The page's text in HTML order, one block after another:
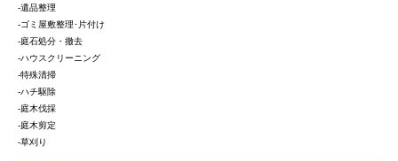
-遺品整理
-ゴミ屋敷整理･片付け
-庭石処分・撤去
-ハウスクリーニング
-特殊清掃
-ハチ駆除
-庭木伐採
-庭木剪定
-草刈り